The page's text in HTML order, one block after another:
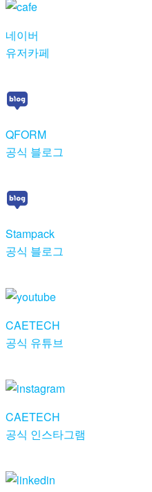
네이버
유저카페
QFORM
공식 블로그
Stampack
공식 블로그
CAETECH
공식 유튜브
CAETECH
공식 인스타그램